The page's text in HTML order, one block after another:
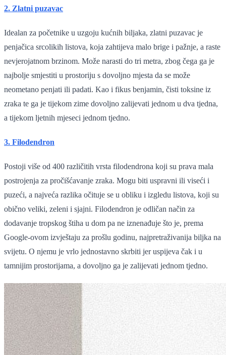
2. Zlatni puzavac
Idealan za početnike u uzgoju kućnih biljaka, zlatni puzavac je
penjačica srcolikih listova, koja zahtijeva malo brige i pažnje, a raste
nevjerojatnom brzinom. Može narasti do tri metra, zbog čega ga je
najbolje smjestiti u prostoriju s dovoljno mjesta da se može
neometano penjati ili padati. Kao i fikus benjamin, čisti toksine iz
zraka te ga je tijekom zime dovoljno zalijevati jednom u dva tjedna,
a tijekom ljetnih mjeseci jednom tjedno.
3. Filodendron
Postoji više od 400 različitih vrsta filodendrona koji su prava mala
postrojenja za pročišćavanje zraka. Mogu biti uspravni ili viseći i
puzeći, a najveća razlika očituje se u obliku i izgledu listova, koji su
obično veliki, zeleni i sjajni. Filodendron je odličan način za
dodavanje tropskog štiha u dom pa ne iznenađuje što je, prema
Google-ovom izvještaju za prošlu godinu, najpretraživanija biljka na
svijetu. O njemu je vrlo jednostavno skrbiti jer uspijeva čak i u
tamnijim prostorijama, a dovoljno ga je zalijevati jednom tjedno.